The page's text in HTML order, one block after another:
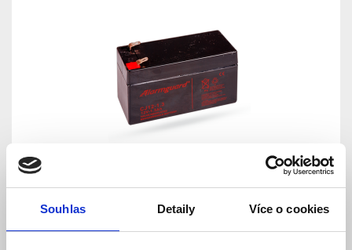
Souhlas Detaily Více o cookies
SA214 -1.3 Bezúdržbový akumulátor 12V 1.3Ah
Dostupnost:Skladem
241 Kč
257 Kč